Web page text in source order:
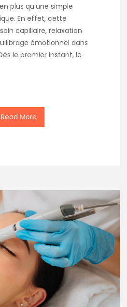
plus qu’une simple
En effet, cette
capillaire, relaxation
émotionnel dans
le premier instant, le
Read More